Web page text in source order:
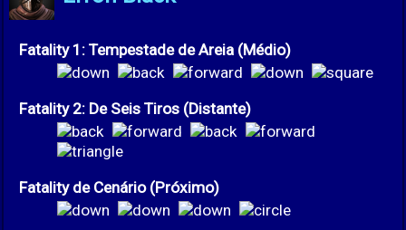
Fatality 1: Tempestade de Areia (Médio)
Fatality 2: De Seis Tiros (Distante)
Fatality de Cenário (Próximo)